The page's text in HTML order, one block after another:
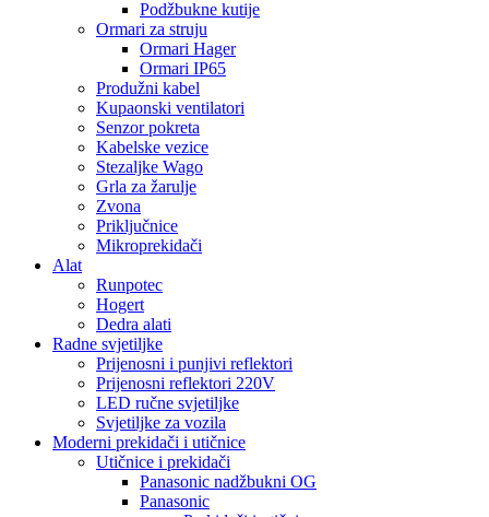
Podžbukne kutije
Ormari za struju
Ormari Hager
Ormari IP65
Produžni kabel
Kupaonski ventilatori
Senzor pokreta
Kabelske vezice
Stezaljke Wago
Grla za žarulje
Zvona
Priključnice
Mikroprekidači
Alat
Runpotec
Hogert
Dedra alati
Radne svjetiljke
Prijenosni i punjivi reflektori
Prijenosni reflektori 220V
LED ručne svjetiljke
Svjetiljke za vozila
Moderni prekidači i utičnice
Utičnice i prekidači
Panasonic nadžbukni OG
Panasonic